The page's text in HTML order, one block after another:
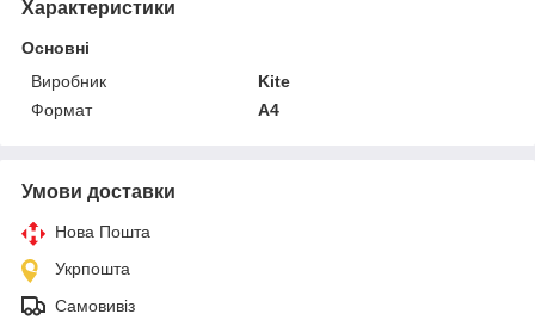
Характеристики
Основні
Виробник
Kite
Формат
A4
Умови доставки
Нова Пошта
Укрпошта
Самовивіз